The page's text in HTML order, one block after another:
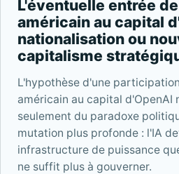
L'éventuelle entrée
américain au capital
nationalisation ou
capitalisme
L'hypothèse d'une
américain au capital d'OpenAI
seulement du paradoxe
mutation plus profonde : l'IA
infrastructure de puissance
ne suffit plus à gouverner.